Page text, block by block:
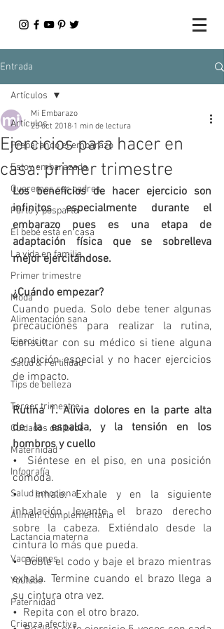
Entrada
Artículos
Preparando el embarazo
Estoy embarazada
Queremos ser padres
Parto y posparto
El bebé está en casa
La vida en familia
Primer trimestre
Moda
Alimentación sana
Ejercicio
Salud & Fertilidad
Tips de belleza
Tercer trimestre
Cuidados del bebé
Maternidad
Infografía
Salud emocional
Alimen. Complementaria
Lactancia materna
Vacaciones
Youtube
Paternidad
Crianza afectiva
Artículos
Ejercicios para hacer en
casa: primer trimestre
Mi Embarazo
25 oct 2018 1 min de lectura
Los beneficios de hacer ejercicio son
infinitos especialmente durante el
embarazo pues es una etapa de
adaptación física que se sobrelleva
mejor ejercitándose.
¿Cuándo empezar?
Cuando pueda. Solo debe tener algunas
precauciones para realizar la rutina,
consultar con su médico si tiene alguna
condición especial y no hacer ejercicios
de impacto.
Rutina 1. Alivia dolores en la parte alta
de la espalda, y la tensión en los
hombros y cuello
•  Siéntese en el piso, en una posición
cómoda.
•  Inhale. Exhale y en la siguiente
inhalación levante el brazo derecho
sobre la cabeza. Extiéndalo desde la
cintura lo más que pueda.
•  Doble el codo y baje el brazo mientras
exhala. Termine cuando el brazo llega a
su cintura otra vez.
•  Repita con el otro brazo.